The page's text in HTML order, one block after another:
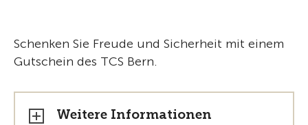
Schenken Sie Freude und Sicherheit mit einem
Gutschein des TCS Bern.
Weitere Informationen